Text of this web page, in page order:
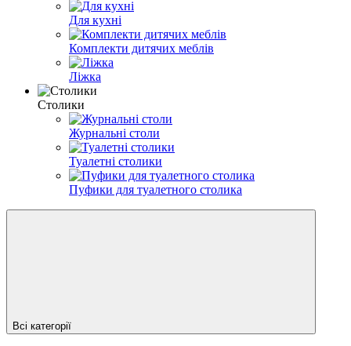
Для кухні
Комплекти дитячих меблів
Ліжка
Столики
Журнальні столи
Туалетні столики
Пуфики для туалетного столика
Всі категорії